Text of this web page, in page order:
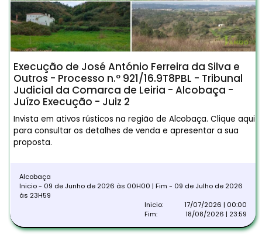
Execução de José António Ferreira da Silva e
Outros - Processo n.º 921/16.9T8PBL - Tribunal
Judicial da Comarca de Leiria - Alcobaça -
Juízo Execução - Juiz 2
Invista em ativos rústicos na região de Alcobaça. Clique aqui
para consultar os detalhes de venda e apresentar a sua
proposta.
Alcobaça
Inicio - 09 de Junho de 2026 às 00H00 | Fim - 09 de Julho de 2026
às 23H59
Inicio:
17/07/2026 | 00:00
Fim:
18/08/2026 | 23:59